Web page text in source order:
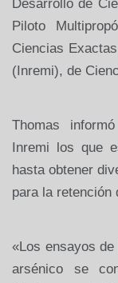
Desarrollo de
Piloto
Ciencias
(Inremi), de
Thomas
Inremi los que
hasta obtener
para la retención
«Los ensayos
arsénico se